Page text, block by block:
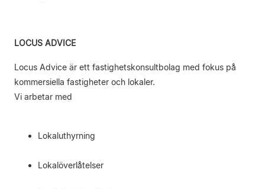
LOCUS ADVICE
Locus Advice är ett fastighetskonsultbolag med fokus på
kommersiella fastigheter och lokaler.
Vi arbetar med
Lokaluthyrning
Lokalöverlåtelser